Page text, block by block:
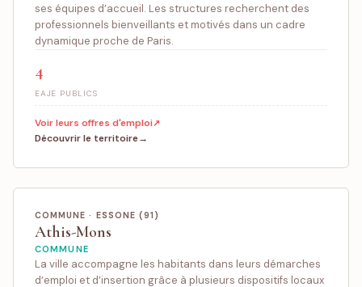
ses équipes d’accueil. Les structures recherchent des
professionnels bienveillants et motivés dans un cadre
dynamique proche de Paris.
4
EAJE PUBLICS
Voir leurs offres d'emploi
Découvrir le territoire
COMMUNE · ESSONE (91)
Athis-Mons
COMMUNE
La ville accompagne les habitants dans leurs démarches
d’emploi et d’insertion grâce à plusieurs dispositifs locaux